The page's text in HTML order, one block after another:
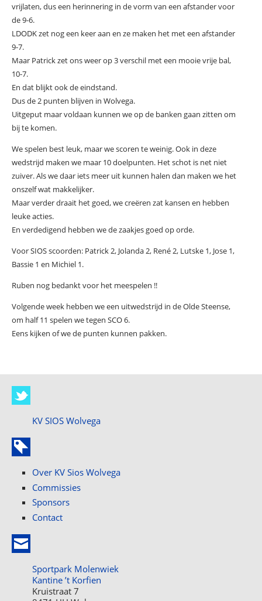
vrijlaten, dus een herinnering in de vorm van een afstander voor
de 9-6.
LDODK zet nog een keer aan en ze maken het met een afstander
9-7.
Maar Patrick zet ons weer op 3 verschil met een mooie vrije bal,
10-7.
En dat blijkt ook de eindstand.
Dus de 2 punten blijven in Wolvega.
Uitgeput maar voldaan kunnen we op de banken gaan zitten om
bij te komen.
We spelen best leuk, maar we scoren te weinig. Ook in deze
wedstrijd maken we maar 10 doelpunten. Het schot is net niet
zuiver. Als we daar iets meer uit kunnen halen dan maken we het
onszelf wat makkelijker.
Maar verder draait het goed, we creëren zat kansen en hebben
leuke acties.
En verdedigend hebben we de zaakjes goed op orde.
Voor SIOS scoorden: Patrick 2, Jolanda 2, René 2, Lutske 1, Jose 1,
Bassie 1 en Michiel 1.
Ruben nog bedankt voor het meespelen !!
Volgende week hebben we een uitwedstrijd in de Olde Steense,
om half 11 spelen we tegen SCO 6.
Eens kijken of we de punten kunnen pakken.
KV SIOS Wolvega
Over KV Sios Wolvega
Commissies
Sponsors
Contact
Sportpark Molenwiek
Kantine ’t Korfien
Kruistraat 7